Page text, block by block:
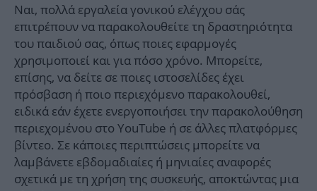
Ναι, πολλά εργαλεία γονικού ελέγχου σάς
επιτρέπουν να παρακολουθείτε τη δραστηριότητα
του παιδιού σας, όπως ποιες εφαρμογές
χρησιμοποιεί και για πόσο χρόνο. Μπορείτε,
επίσης, να δείτε σε ποιες ιστοσελίδες έχει
πρόσβαση ή ποιο περιεχόμενο παρακολουθεί,
ειδικά εάν έχετε ενεργοποιήσει την παρακολούθηση
περιεχομένου στο YouTube ή σε άλλες πλατφόρμες
βίντεο. Σε κάποιες περιπτώσεις μπορείτε να
λαμβάνετε εβδομαδιαίες ή μηνιαίες αναφορές
σχετικά με τη χρήση της συσκευής, αποκτώντας μια